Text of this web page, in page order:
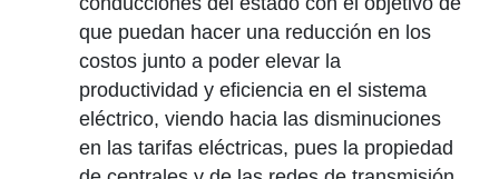
que puedan hacer una reducción en los
costos junto a poder elevar la
productividad y eficiencia en el sistema
eléctrico, viendo hacia las disminuciones
en las tarifas eléctricas, pues la propiedad